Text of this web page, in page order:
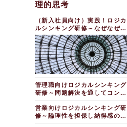
理的思考
（新入社員向け）実践！ロジカ
ルシンキング研修～なぜなぜ分
析（１日間）
管理職向けロジカルシンキング
研修～問題解決を通してコンセ
日間）
営業向けロジカルシンキング研
修～論理性を担保し納得感のあ